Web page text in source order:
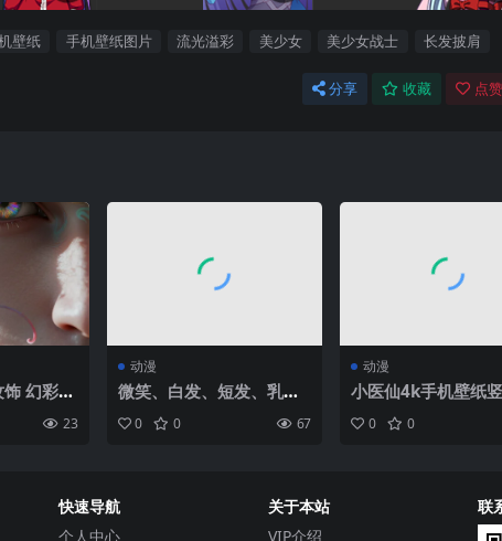
壁纸 手机壁纸图片 流光溢彩 美少女 美少女战士 长发披肩
分享 收藏 点
幻彩眼
23
动漫
微笑、白发、短发、乳
沟、大腿、看着观众、蓝
眼睛、AI艺术、稳定扩
木头表面、阳光|2048×4
096
0 0 67
动漫
小医仙4k手机壁纸
0 0
快速导航
个人中心
关于本站
VIP介绍
联